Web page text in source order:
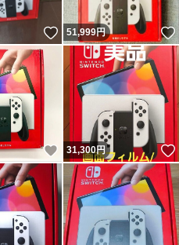
いいね！
51,999円
いいね！
31,300円